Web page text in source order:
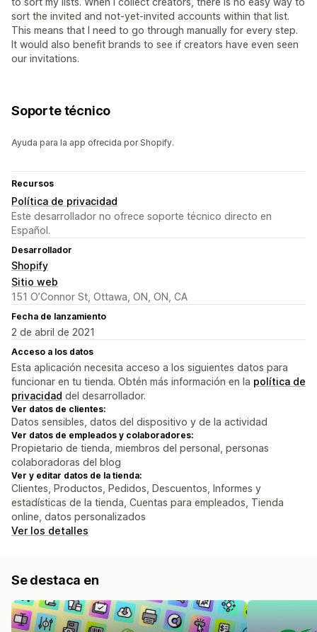
sort the invited and not-yet-invited accounts within that list.
This means that I need to go through manually for every step.
It would also benefit brands to see if creators have even seen
our invitations.
Soporte técnico
Ayuda para la app ofrecida por Shopify.
Recursos
Política de privacidad
Este desarrollador no ofrece soporte técnico directo en
Español.
Desarrollador
Shopify
Sitio web
151 O’Connor St, Ottawa, ON, ON, CA
Fecha de lanzamiento
2 de abril de 2021
Acceso a los datos
Esta aplicación necesita acceso a los siguientes datos para
funcionar en tu tienda. Obtén más información en la política de
privacidad del desarrollador.
Ver datos de clientes:
Datos sensibles, datos del dispositivo y de la actividad
Ver datos de empleados y colaboradores:
Propietario de tienda, miembros del personal, personas
colaboradoras del blog
Ver y editar datos de la tienda:
Clientes, Productos, Pedidos, Descuentos, Informes y
estadísticas de la tienda, Cuentas para empleados, Tienda
online, datos personalizados
Ver los detalles
Se destaca en